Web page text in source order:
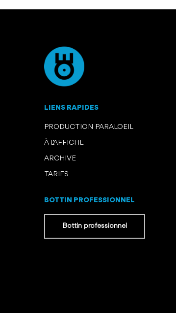
LIENS RAPIDES
PRODUCTION PARALOEIL
À L’AFFICHE
ARCHIVE
TARIFS
BOTTIN PROFESSIONNEL
Bottin professionnel